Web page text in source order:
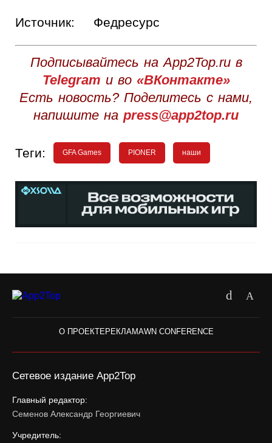
Источник: Федресурс
Подписывайтесь на App2Top.ru в
Telegram и во «ВКонтакте»
Есть новость? Поделитесь с нами,
напишите на press@app2top.ru
Теги: GFA Games PIONER наши
О ПРОЕКТЕРЕКЛАМАWN CONFERENCE
Сетевое издание App2Top
Главный редактор:
Семенов Александр Георгиевич
Учредитель: